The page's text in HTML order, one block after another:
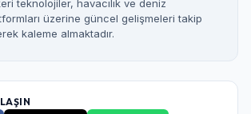
teknolojiler, havacılık ve deniz
üzerine güncel gelişmeleri takip
kaleme almaktadır.